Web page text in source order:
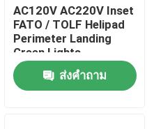
AC120V AC220V Inset
FATO / TOLF Helipad
Perimeter Landing
Green Lights
ส่งคำถาม